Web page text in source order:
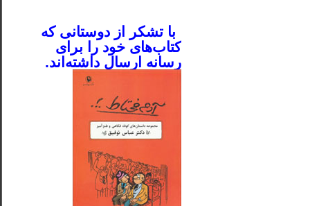
با تشکر از دوستانی که
کتاب‌های خود را برای
رسانه ارسال داشته‌اند.